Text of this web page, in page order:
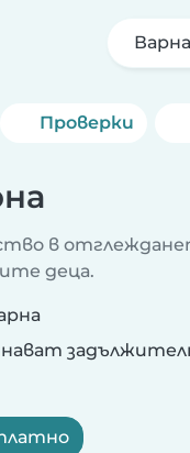
Варна
Проверки
в
деца.